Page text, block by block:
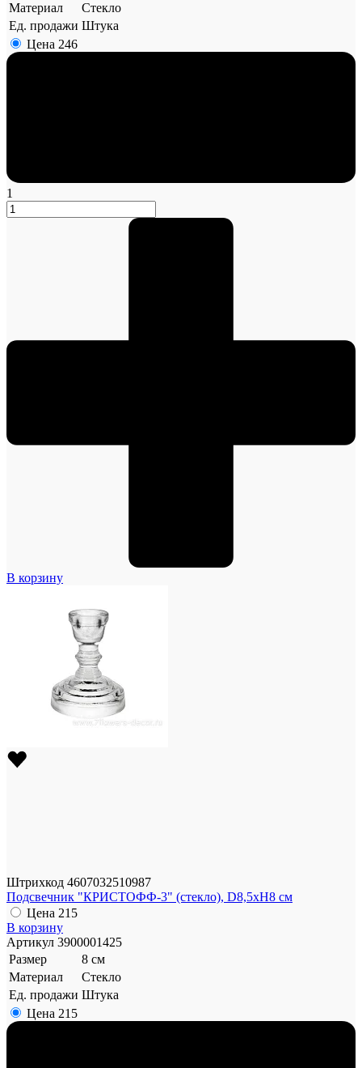
Материал
Стекло
Ед. продажи Штука
Цена 246
1
В корзину
Штрихкод 4607032510987
Подсвечник "КРИСТОФФ-3" (стекло), D8,5xH8 см
Цена 215
В корзину
Артикул 3900001425
Размер
8 см
Материал
Стекло
Ед. продажи Штука
Цена 215